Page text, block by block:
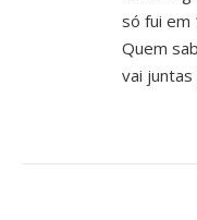
só fui em
Quem
vai